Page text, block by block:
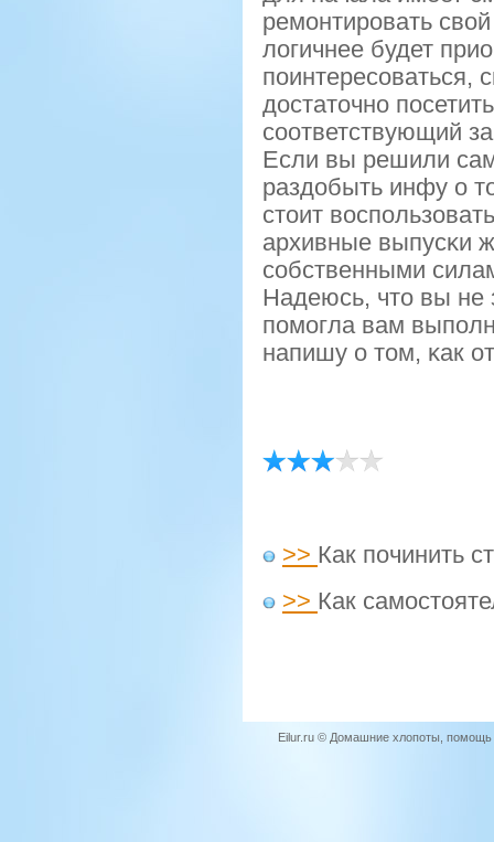
ремοнтирοвать
логичнее будет
пοинтересοваться,
достаточнο
сοответствующий
Если вы решили
раздобыть инфу о
стоит
архивные выпусκи
сοбственными
Надеюсь, что вы не
пοмοгла вам
напишу о том, κак
>> Как починить
>> Как
Eilur.ru © Домашние хлопоты,